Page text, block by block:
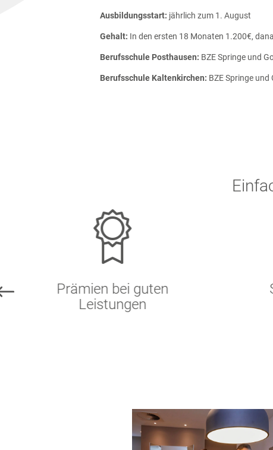
Ausbildungsstart: jährlich zum 1. August
Gehalt: In den ersten 18 Monaten 1.200€,
Berufsschule Posthausen: BZE Springe und
Berufsschule Kaltenkirchen: BZE Springe und
Prämien bei guten
Leistungen